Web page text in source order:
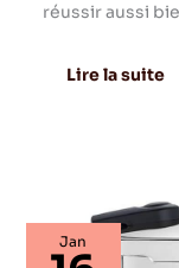
réussir aussi
Lire la suite
Jan
Test